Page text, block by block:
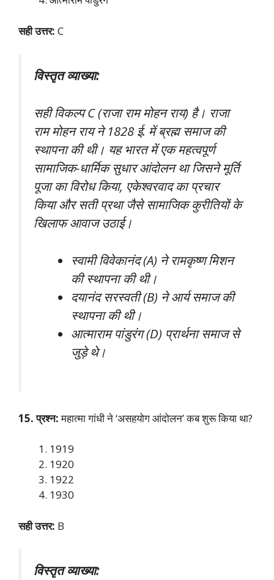
सही उत्तर: C
विस्तृत व्याख्या:
सही विकल्प C (राजा राम मोहन राय) है। राजा
राम मोहन राय ने 1828 ई. में ब्रह्म समाज की
स्थापना की थी। यह भारत में एक महत्वपूर्ण
सामाजिक-धार्मिक सुधार आंदोलन था जिसने मूर्ति
पूजा का विरोध किया, एकेश्वरवाद का प्रचार
किया और सती प्रथा जैसे सामाजिक कुरीतियों के
खिलाफ आवाज उठाई।
स्वामी विवेकानंद (A) ने रामकृष्ण मिशन
की स्थापना की थी।
दयानंद सरस्वती (B) ने आर्य समाज की
स्थापना की थी।
आत्माराम पांडुरंग (D) प्रार्थना समाज से
जुड़े थे।
15. प्रश्न:महात्मा गांधी ने ‘असहयोग आंदोलन’ कब शुरू किया था?
1919
1920
1922
1930
सही उत्तर: B
विस्तृत व्याख्या: